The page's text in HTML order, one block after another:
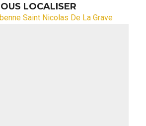
LOCALISER
Saint Nicolas De La Grave